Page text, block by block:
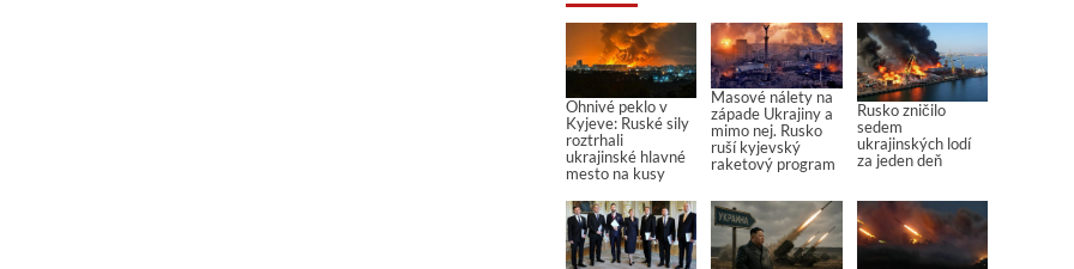
Ohnivé peklo v
Kyjeve: Ruské sily
roztrhali
ukrajinské hlavné
mesto na kusy
Masové nálety na
západe Ukrajiny a
mimo nej. Rusko
ruší kyjevský
raketový program
Rusko zničilo
sedem
ukrajinských lodí
za jeden deň